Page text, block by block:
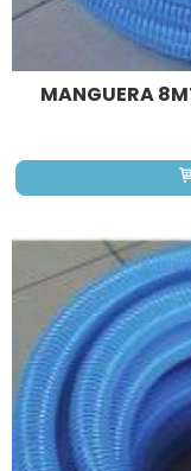
MANGUERA